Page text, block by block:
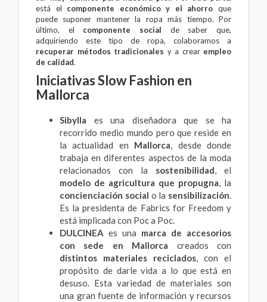
está el componente económico y el ahorro que
puede suponer mantener la ropa más tiempo. Por
último, el componente social de saber que,
adquiriendo este tipo de ropa, colaboramos a
recuperar métodos tradicionales y a crear empleo
de calidad.
Iniciativas Slow Fashion en
Mallorca
Sibylla es una diseñadora que se ha
recorrido medio mundo pero que reside en
la actualidad en Mallorca, desde donde
trabaja en diferentes aspectos de la moda
relacionados con la sostenibilidad, el
modelo de agricultura que propugna, la
concienciación social o la sensibilización.
Es la presidenta de Fabrics for Freedom y
está implicada con Poc a Poc.
DULCINEA es una marca de accesorios
con sede en Mallorca creados con
distintos materiales reciclados, con el
propósito de darle vida a lo que está en
desuso. Esta variedad de materiales son
una gran fuente de información y recursos